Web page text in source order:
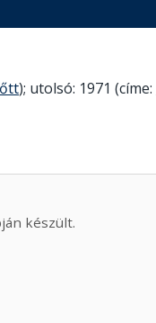
); utolsó: 1971 (címe:
készült.